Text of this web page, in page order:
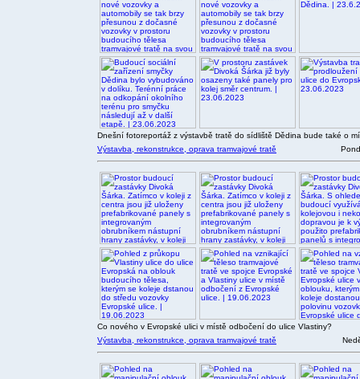
Dnešní fotoreportáž z výstavbě tratě do sídliště Dědina bude také o
Výstavba, rekonstrukce, oprava tramvajové tratě
Co nového v Evropské ulici v místě odbočení do ulice Vlastiny?
Výstavba, rekonstrukce, oprava tramvajové tratě